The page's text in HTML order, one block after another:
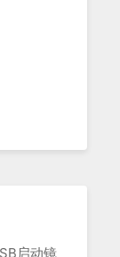
启动镜